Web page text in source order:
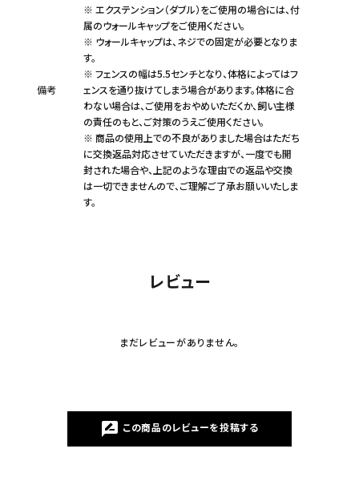
備考
※ エクステンション（ダブル）をご使用の場合には、付
属のウォールキャップをご使用ください。
※ ウォールキャップは、ネジでの固定が必要となりま
す。
※ フェンスの幅は5.5センチとなり、体格によってはフ
ェンスを通り抜けてしまう場合があります。体格に合
わない場合は、ご使用をおやめいただくか、飼い主様
の責任のもと、ご対策のうえご使用ください。
※ 商品の使用上での不良がありました場合はただち
に交換返品対応させていただきますが、一度でも開
封された場合や、上記のような理由での返品や交換
は一切できませんので、ご理解ご了承お願いいたしま
す。
レビュー
まだレビューがありません。
rate_review この商品のレビューを投稿する